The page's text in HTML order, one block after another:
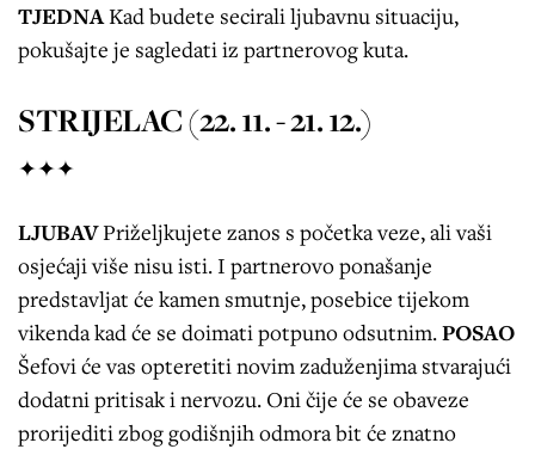
TJEDNAKad budete secirali ljubavnu situaciju,
pokušajte je sagledati iz partnerovog kuta.
STRIJELAC (22. 11. - 21. 12.)
✦✦✦
LJUBAVPriželjkujete zanos s početka veze, ali vaši
osjećaji više nisu isti. I partnerovo ponašanje
predstavljat će kamen smutnje, posebice tijekom
vikenda kad će se doimati potpuno odsutnim.POSAO
Šefovi će vas opteretiti novim zaduženjima stvarajući
dodatni pritisak i nervozu. Oni čije će se obaveze
prorijediti zbog godišnjih odmora bit će znatno